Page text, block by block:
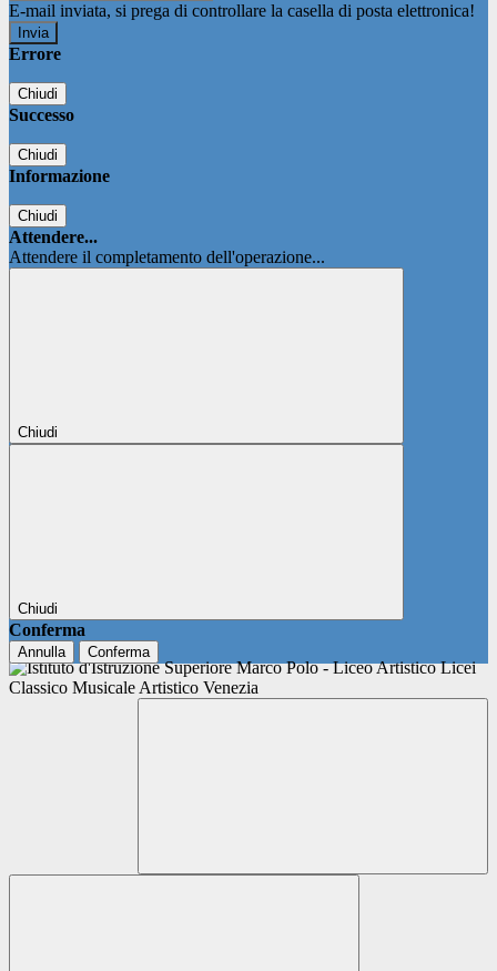
E-mail inviata, si prega di controllare la casella di posta elettronica!
Errore
Chiudi
Successo
Chiudi
Informazione
Chiudi
Attendere...
Attendere il completamento dell'operazione...
Chiudi
Chiudi
Conferma
Annulla Conferma